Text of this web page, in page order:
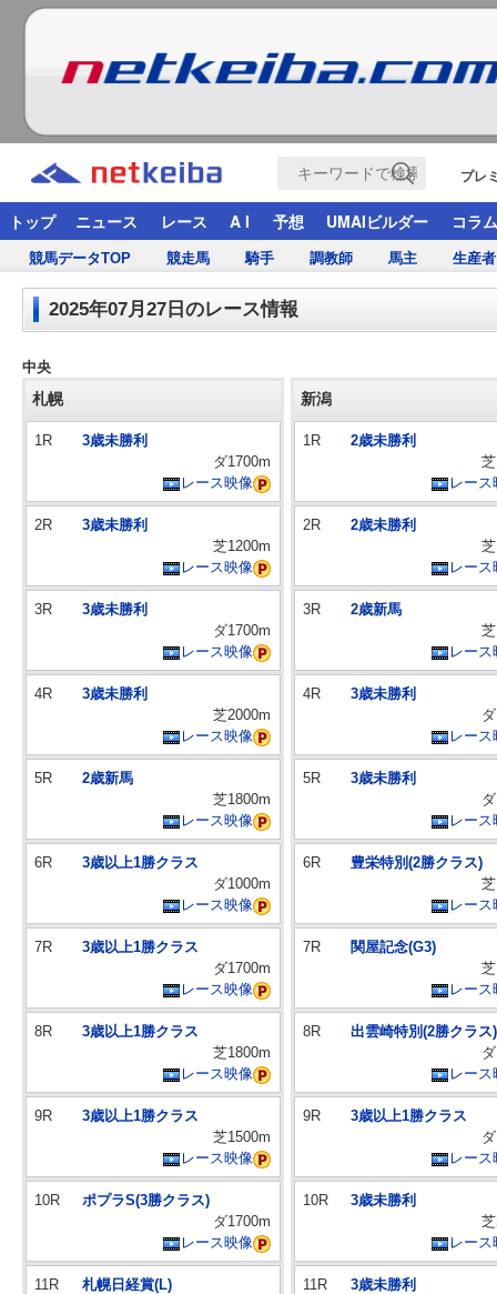
プレ
トップ ニュース レース A I 予想 UMAIビルダー コラム
競馬データTOP 競走馬 騎手 調教師 馬主 生産者
2025年07月27日のレース情報
中央
札幌
1R
3歳未勝利
ダ1700m
レース映像
2R
3歳未勝利
芝1200m
レース映像
3R
3歳未勝利
ダ1700m
レース映像
4R
3歳未勝利
芝2000m
レース映像
5R
2歳新馬
芝1800m
レース映像
6R
3歳以上1勝クラス
ダ1000m
レース映像
7R
3歳以上1勝クラス
ダ1700m
レース映像
8R
3歳以上1勝クラス
芝1800m
レース映像
9R
3歳以上1勝クラス
芝1500m
レース映像
10R
ポプラS(3勝クラス)
ダ1700m
レース映像
11R
札幌日経賞(L)
新潟
1R
2歳未勝利
レース
2R
2歳未勝利
レース
3R
2歳新馬
レース
4R
3歳未勝利
レース
5R
3歳未勝利
レース
6R
豊栄特別(2勝クラス)
レース
7R
関屋記念(G3)
レース
8R
出雲崎特別(2勝クラス)
レース
9R
3歳以上1勝クラス
レース
10R
3歳未勝利
レース
11R
3歳未勝利